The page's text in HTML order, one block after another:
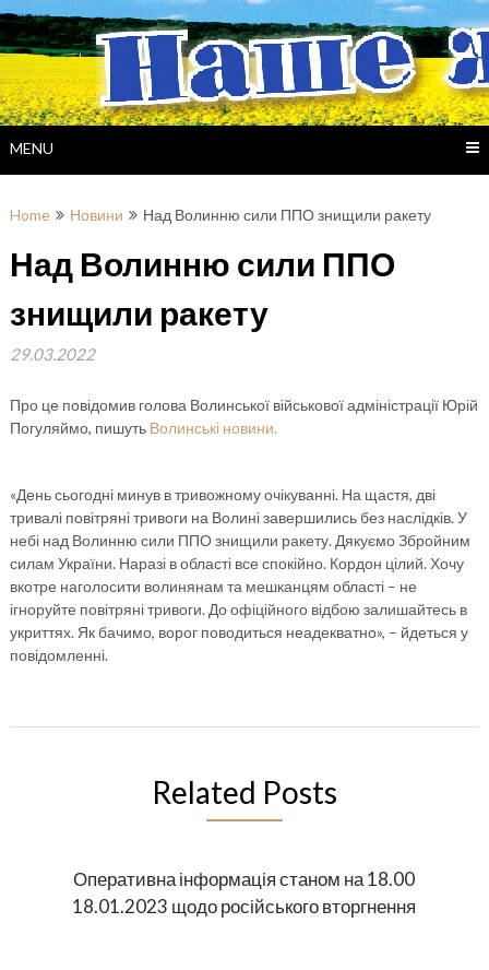
Skip
to
content
MENU
Home Новини Над Волинню сили ППО знищили ракету
Над Волинню сили ППО
знищили ракету
29.03.2022
Про це повідомив голова Волинської військової адміністрації Юрій
Погуляймо, пишуть Волинські новини.
«День сьогодні минув в тривожному очікуванні. На щастя, дві
тривалі повітряні тривоги на Волині завершились без наслідків. У
небі над Волинню сили ППО знищили ракету. Дякуємо Збройним
силам України. Наразі в області все спокійно. Кордон цілий. Хочу
вкотре наголосити волинянам та мешканцям області – не
ігноруйте повітряні тривоги. До офіційного відбою залишайтесь в
укриттях. Як бачимо, ворог поводиться неадекватно», – йдеться у
повідомленні.
Related Posts
Оперативна інформація станом на 18.00
18.01.2023 щодо російського вторгнення